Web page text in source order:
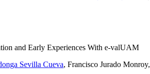
and Early Experiences With e-valUAM
Sevilla Cueva, Francisco Jurado Monroy,